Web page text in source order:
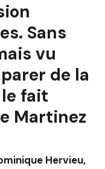
Sans
vu
de la
fait
Martinez
Hervieu,